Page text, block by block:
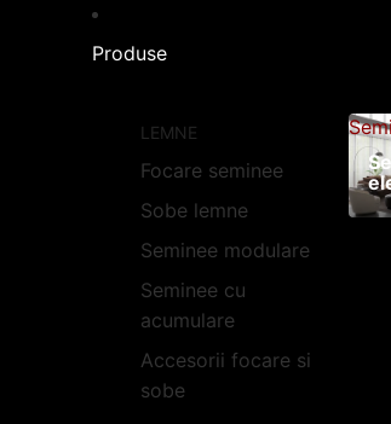
Produse
LEMNE
Focare seminee
Sobe lemne
Seminee modulare
Seminee cu
acumulare
Accesorii focare si
sobe